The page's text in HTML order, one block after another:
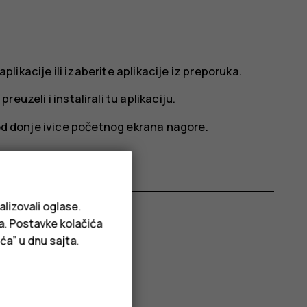
ili izaberite aplikacije iz preporuka.
i instalirali tu aplikaciju.
donje ivice početnog ekrana nagore.
oglase.
Postavke kolačića
u dnu sajta.